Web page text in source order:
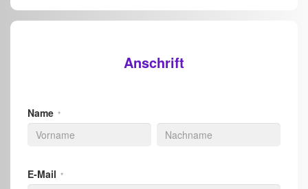
Anschrift
Name *
E-Mail *